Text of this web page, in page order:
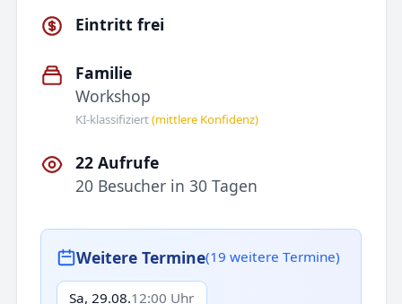
Eintritt frei
Familie
Workshop
KI-klassifiziert(mittlere Konfidenz)
22 Aufrufe
20 Besucher in 30 Tagen
Weitere Termine(19 weitere Termine)
Sa, 29.08.12:00 Uhr